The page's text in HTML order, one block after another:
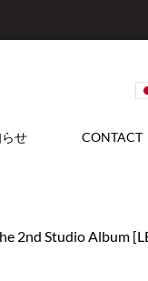
せ CONTACT
2nd Studio Album